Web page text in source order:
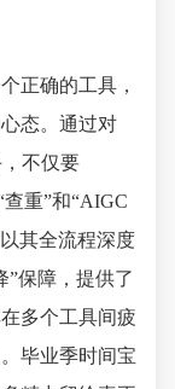
正确的工具，
态。通过对
不仅要
重”和“AIGC
以其全流程深度
”保障，提供了
多个工具间疲
毕业季时间宝